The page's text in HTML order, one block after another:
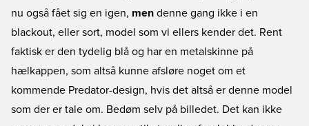
nu også fået sig en igen, men denne gang ikke i en
blackout, eller sort, model som vi ellers kender det. Rent
faktisk er den tydelig blå og har en metalskinne på
hælkappen, som altså kunne afsløre noget om et
kommende Predator-design, hvis det altså er denne model
som der er tale om. Bedøm selv på billedet. Det kan ikke